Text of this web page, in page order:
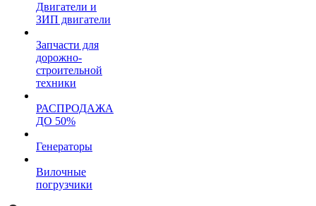
Двигатели и
ЗИП двигатели
Запчасти для
дорожно-
строительной
техники
РАСПРОДАЖА
ДО 50%
Генераторы
Вилочные
погрузчики